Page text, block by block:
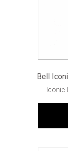
Bell
Iconic